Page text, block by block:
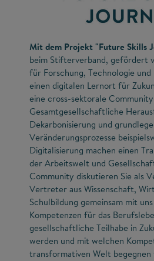
Mit dem Projekt "Future Skills
beim Stifterverband, gefördert
für Forschung, Technologie
einen digitalen Lernort für
eine cross-sektorale
Gesamtgesellschaftliche
Dekarbonisierung und
Veränderungsprozesse
Digitalisierung machen einen
der Arbeitswelt und
Community diskutieren Sie als
Vertreter aus Wissenschaft,
Schulbildung gemeinsam mit
Kompetenzen für das
gesellschaftliche Teilhabe in
werden und mit welchen
transformativen Welt begegnen